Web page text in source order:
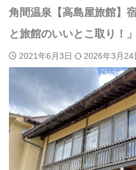
角間温泉【高島屋旅館】
と旅館のいいとこ取り！」
2021年6月3日 2026年3月24